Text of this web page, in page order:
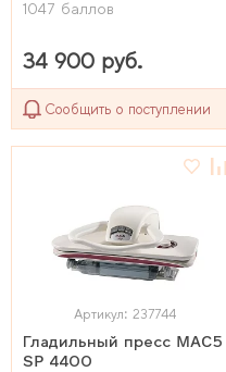
1047 баллов
34 900 руб.
Сообщить о поступлении
Артикул: 237744
Гладильный пресс MAC5
SP 4400